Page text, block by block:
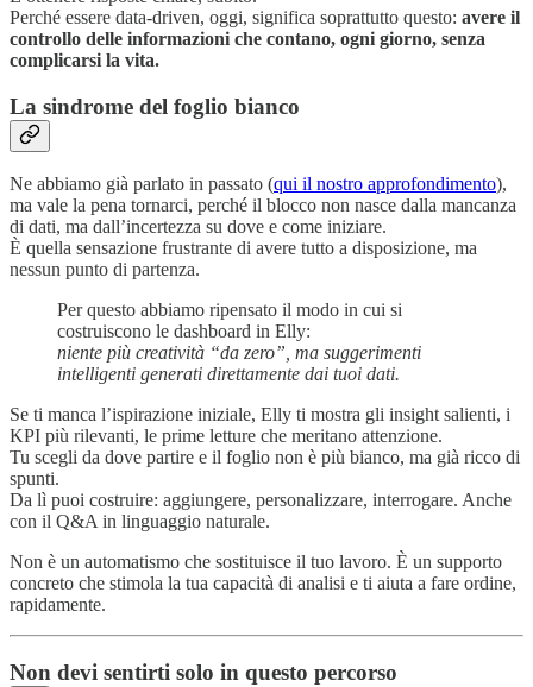
Perché essere data-driven, oggi, significa soprattutto questo: avere il
controllo delle informazioni che contano, ogni giorno, senza
complicarsi la vita.
La sindrome del foglio bianco
Ne abbiamo già parlato in passato (qui il nostro approfondimento),
ma vale la pena tornarci, perché il blocco non nasce dalla mancanza
di dati, ma dall’incertezza su dove e come iniziare.
È quella sensazione frustrante di avere tutto a disposizione, ma
nessun punto di partenza.
Per questo abbiamo ripensato il modo in cui si
costruiscono le dashboard in Elly:
niente più creatività “da zero”, ma suggerimenti
intelligenti generati direttamente dai tuoi dati.
Se ti manca l’ispirazione iniziale, Elly ti mostra gli insight salienti, i
KPI più rilevanti, le prime letture che meritano attenzione.
Tu scegli da dove partire e il foglio non è più bianco, ma già ricco di
spunti.
Da lì puoi costruire: aggiungere, personalizzare, interrogare. Anche
con il Q&A in linguaggio naturale.
Non è un automatismo che sostituisce il tuo lavoro. È un supporto
concreto che stimola la tua capacità di analisi e ti aiuta a fare ordine,
rapidamente.
Non devi sentirti solo in questo percorso